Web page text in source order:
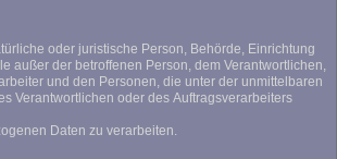
oder juristische Person, Behörde, Einrichtung
außer der betroffenen Person, dem Verantwortlichen,
und den Personen, die unter der unmittelbaren
Verantwortlichen oder des Auftragsverarbeiters
Daten zu verarbeiten.